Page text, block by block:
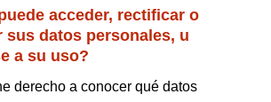
acceder, rectificar o
sus datos personales, u
a su uso?
derecho a conocer qué datos